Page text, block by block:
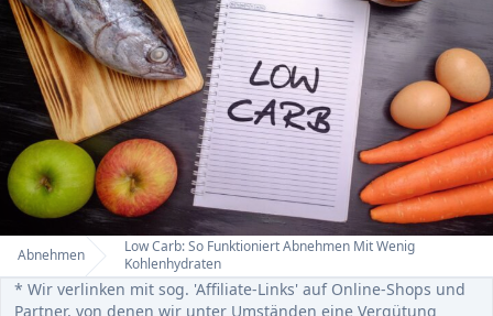
Home
Abnehmen
Low Carb: So Funktioniert Abnehmen Mit Wenig
Kohlenhydraten
* Wir verlinken mit sog. 'Affiliate-Links' auf Online-Shops und
Partner, von denen wir unter Umständen eine Vergütung